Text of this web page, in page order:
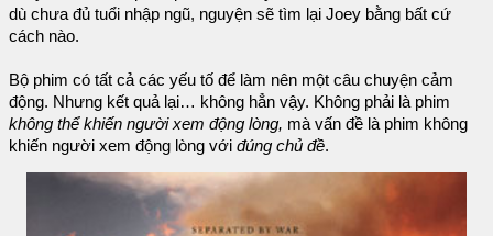
dù chưa đủ tuổi nhập ngũ, nguyện sẽ tìm lại Joey bằng bất cứ
cách nào.
Bộ phim có tất cả các yếu tố để làm nên một câu chuyện cảm
động. Nhưng kết quả lại… không hẳn vậy. Không phải là phim
không thể khiến người xem động lòng, mà vấn đề là phim không
khiến người xem động lòng với đúng chủ đề.